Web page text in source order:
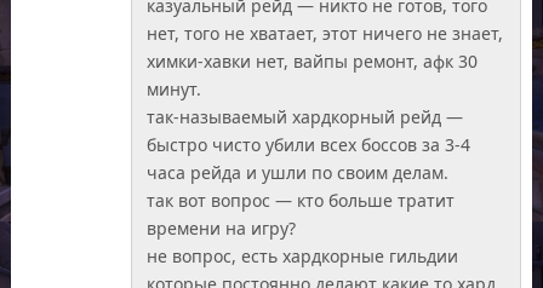
казуальный рейд — никто не готов, того
нет, того не хватает, этот ничего не знает,
химки-хавки нет, вайпы ремонт, афк 30
минут.
так-называемый хардкорный рейд —
быстро чисто убили всех боссов за 3-4
часа рейда и ушли по своим делам.
так вот вопрос — кто больше тратит
времени на игру?
не вопрос, есть хардкорные гильдии